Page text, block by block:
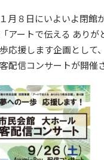
月８日にいよいよ閉館
アートで伝える ありが
応援します企画として
配信コンサートが開催